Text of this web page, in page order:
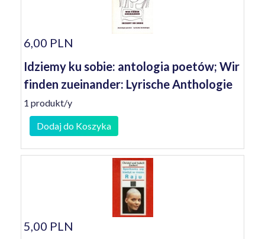
6,00 PLN
Idziemy ku sobie: antologia poetów; Wir
finden zueinander: Lyrische Anthologie
1 produkt/y
Dodaj do Koszyka
5,00 PLN